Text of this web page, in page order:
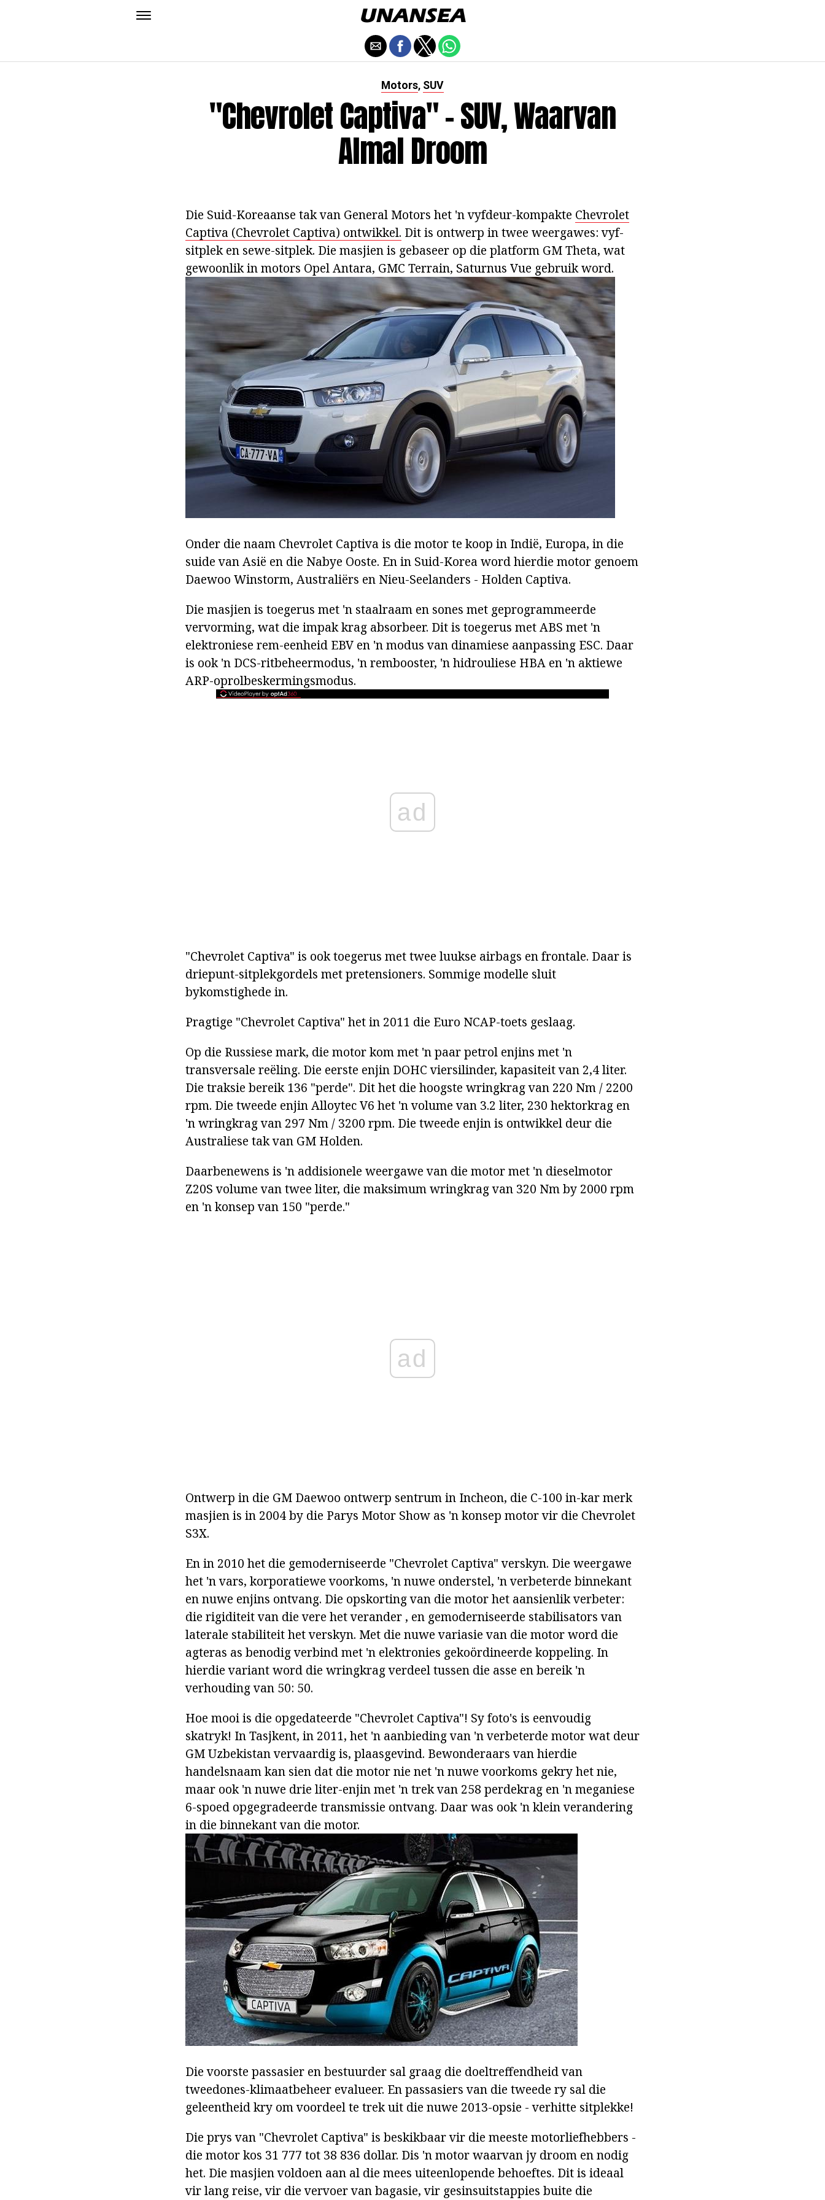
Motors, SUV
"Chevrolet Captiva" - SUV, Waarvan
Almal Droom
Die Suid-Koreaanse tak van General Motors het 'n vyfdeur-kompakte Chevrolet
Captiva (Chevrolet Captiva) ontwikkel. Dit is ontwerp in twee weergawes: vyf-
sitplek en sewe-sitplek. Die masjien is gebaseer op die platform GM Theta, wat
gewoonlik in motors Opel Antara, GMC Terrain, Saturnus Vue gebruik word.
Onder die naam Chevrolet Captiva is die motor te koop in Indië, Europa, in die
suide van Asië en die Nabye Ooste. En in Suid-Korea word hierdie motor genoem
Daewoo Winstorm, Australiërs en Nieu-Seelanders - Holden Captiva.
Die masjien is toegerus met 'n staalraam en sones met geprogrammeerde
vervorming, wat die impak krag absorbeer. Dit is toegerus met ABS met 'n
elektroniese rem-eenheid EBV en 'n modus van dinamiese aanpassing ESC. Daar
is ook 'n DCS-ritbeheermodus, 'n rembooster, 'n hidrouliese HBA en 'n aktiewe
ARP-oprolbeskermingsmodus.
ad
"Chevrolet Captiva" is ook toegerus met twee luukse airbags en frontale. Daar is
driepunt-sitplekgordels met pretensioners. Sommige modelle sluit
bykomstighede in.
Pragtige "Chevrolet Captiva" het in 2011 die Euro NCAP-toets geslaag.
Op die Russiese mark, die motor kom met 'n paar petrol enjins met 'n
transversale reëling. Die eerste enjin DOHC viersilinder, kapasiteit van 2,4 liter.
Die traksie bereik 136 "perde". Dit het die hoogste wringkrag van 220 Nm / 2200
rpm. Die tweede enjin Alloytec V6 het 'n volume van 3.2 liter, 230 hektorkrag en
'n wringkrag van 297 Nm / 3200 rpm. Die tweede enjin is ontwikkel deur die
Australiese tak van GM Holden.
Daarbenewens is 'n addisionele weergawe van die motor met 'n dieselmotor
Z20S volume van twee liter, die maksimum wringkrag van 320 Nm by 2000 rpm
en 'n konsep van 150 "perde."
ad
Ontwerp in die GM Daewoo ontwerp sentrum in Incheon, die C-100 in-kar merk
masjien is in 2004 by die Parys Motor Show as 'n konsep motor vir die Chevrolet
S3X.
En in 2010 het die gemoderniseerde "Chevrolet Captiva" verskyn. Die weergawe
het 'n vars, korporatiewe voorkoms, 'n nuwe onderstel, 'n verbeterde binnekant
en nuwe enjins ontvang. Die opskorting van die motor het aansienlik verbeter:
die rigiditeit van die vere het verander , en gemoderniseerde stabilisators van
laterale stabiliteit het verskyn. Met die nuwe variasie van die motor word die
agteras as benodig verbind met 'n elektronies gekoördineerde koppeling. In
hierdie variant word die wringkrag verdeel tussen die asse en bereik 'n
verhouding van 50: 50.
Hoe mooi is die opgedateerde "Chevrolet Captiva"! Sy foto's is eenvoudig
skatryk! In Tasjkent, in 2011, het 'n aanbieding van 'n verbeterde motor wat deur
GM Uzbekistan vervaardig is, plaasgevind. Bewonderaars van hierdie
handelsnaam kan sien dat die motor nie net 'n nuwe voorkoms gekry het nie,
maar ook 'n nuwe drie liter-enjin met 'n trek van 258 perdekrag en 'n meganiese
6-spoed opgegradeerde transmissie ontvang. Daar was ook 'n klein verandering
in die binnekant van die motor.
Die voorste passasier en bestuurder sal graag die doeltreffendheid van
tweedones-klimaatbeheer evalueer. En passasiers van die tweede ry sal die
geleentheid kry om voordeel te trek uit die nuwe 2013-opsie - verhitte sitplekke!
Die prys van "Chevrolet Captiva" is beskikbaar vir die meeste motorliefhebbers -
die motor kos 31 777 tot 38 836 dollar. Dis 'n motor waarvan jy droom en nodig
het. Die masjien voldoen aan al die mees uiteenlopende behoeftes. Dit is ideaal
vir lang reise, vir die vervoer van bagasie, vir gesinsuitstappies buite die